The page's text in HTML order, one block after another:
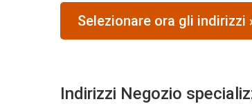
Selezionare ora gli indirizzi
Indirizzi Negozio